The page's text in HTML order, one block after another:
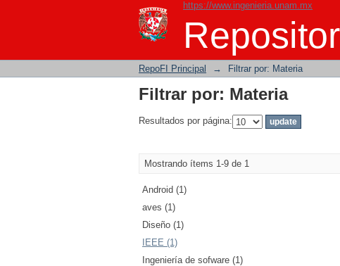
https://www.ingenieria.unam.mx
Filtrar por: Materia
RepoFI Principal → Filtrar por: Materia
Filtrar por: Materia
Resultados por página:
Mostrando ítems 1-9 de 1
Android (1)
aves (1)
Diseño (1)
IEEE (1)
Ingeniería de sofware (1)